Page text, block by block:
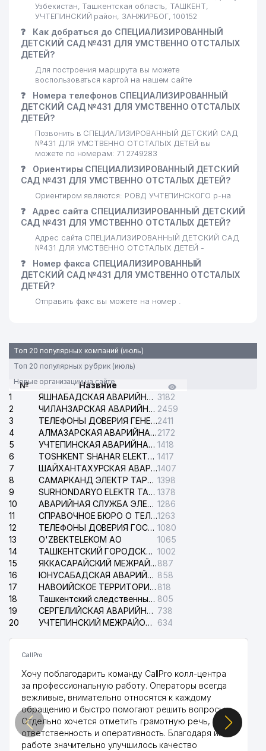
Узбекистан, Ташкентская область, ТАШКЕНТ,
УЧТЕПИНСКИЙ район, ЗАНЖИРБОГ, 100152
❓
Как добраться до СПЕЦИАЛИЗИРОВАННЫЙ
ДЕТСКИЙ САД №431 ДЛЯ УМСТВЕННО ОТСТАЛЫХ
ДЕТЕЙ?
Для построения маршрута вы можете
воспользоваться картой на нашем сайте
❓
Номера телефонов СПЕЦИАЛИЗИРОВАННЫЙ
ДЕТСКИЙ САД №431 ДЛЯ УМСТВЕННО ОТСТАЛЫХ
ДЕТЕЙ?
Позвонить в СПЕЦИАЛИЗИРОВАННЫЙ ДЕТСКИЙ САД
№431 ДЛЯ УМСТВЕННО ОТСТАЛЫХ ДЕТЕЙ вы
можете по номерам: 71 2749283
❓
Ориентиры СПЕЦИАЛИЗИРОВАННЫЙ ДЕТСКИЙ
САД №431 ДЛЯ УМСТВЕННО ОТСТАЛЫХ ДЕТЕЙ?
Ориентиром являются: РОВД УЧТЕПИНСКОГО р-на
❓
Адрес сайта СПЕЦИАЛИЗИРОВАННЫЙ ДЕТСКИЙ
САД №431 ДЛЯ УМСТВЕННО ОТСТАЛЫХ ДЕТЕЙ?
Адрес сайта СПЕЦИАЛИЗИРОВАННЫЙ ДЕТСКИЙ САД
№431 ДЛЯ УМСТВЕННО ОТСТАЛЫХ ДЕТЕЙ -
❓
Номер факса СПЕЦИАЛИЗИРОВАННЫЙ
ДЕТСКИЙ САД №431 ДЛЯ УМСТВЕННО ОТСТАЛЫХ
ДЕТЕЙ?
Отправить факс вы можете на номер .
Топ 20 популярных компаний (июль)
Топ 20 популярных рубрик (июль)
Новые организации на сайте
№
Назвние
1
ЯШНАБАДСКАЯ АВАРИЙНАЯ СЛУЖБА ЭЛЕКТРОСЕТИ 3182
2
ЧИЛАНЗАРСКАЯ АВАРИЙНАЯ СЛУЖБА ЭЛЕКТРОСЕТИ 2459
3
ТЕЛЕФОНЫ ДОВЕРИЯ ГЕНЕРАЛЬНОЙ ПРОКУРАТУРЫ РЕСПУБЛИКИ УЗБЕКИСТАН2411
4
АЛМАЗАРСКАЯ АВАРИЙНАЯ СЛУЖБА ЭЛЕКТРОСЕТИ2172
5
УЧТЕПИНСКАЯ АВАРИЙНАЯ СЛУЖБА ЭЛЕКТРОСЕТИ 1418
6
TOSHKENT SHAHAR ELEKTR TARMOQLARI KORXONASI АО 1417
7
ШАЙХАНТАХУРСКАЯ АВАРИЙНАЯ СЛУЖБА ЭЛЕКТРОСЕТИ1407
8
САМАРКАНД ЭЛЕКТР ТАРМОКЛАРИ АО 1398
9
SURHONDARYO ELEKTR TARMOKLARI АО 1378
10
АВАРИЙНАЯ СЛУЖБА ЭЛЕКТРОСЕТИ ТАШКЕНТСКОГО РАЙОНА 1286
11
СПРАВОЧНОЕ БЮРО О ТЕЛЕФОНАХ ОРГАНИЗАЦИЙ г. ТАШКЕНТА1263
12
ТЕЛЕФОНЫ ДОВЕРИЯ ГОСУДАРСТВЕННОГО ЦЕНТРА ТЕСТИРОВАНИЯ 1080
13
O'ZBEKTELEKOM АО
1065
14
ТАШКЕНТСКИЙ ГОРОДСКОЙ СУД ПО ГРАЖДАНСКИМ ДЕЛАМ 1002
15
ЯККАСАРАЙСКИЙ МЕЖРАЙОННЫЙ СУД ПО ГРАЖДАНСКИМ ДЕЛАМ887
16
ЮНУСАБАДСКАЯ АВАРИЙНАЯ СЛУЖБА ЭЛЕКТРОСЕТИ 858
17
НАВОИЙСКОЕ ТЕРРИТОРИАЛЬНОЕ ПРЕДПРИЯТИЕ ЭЛЕКТРОСЕТИ АО 818
18
Ташкентский следственный изолятор 805
19
СЕРГЕЛИЙСКАЯ АВАРИЙНАЯ СЛУЖБА ЭЛЕКТРОСЕТИ 738
20
УЧТЕПИНСКИЙ МЕЖРАЙОННЫЙ СУД ПО ГРАЖДАНСКИМ ДЕЛАМ 634
CallPro
Хочу поблагодарить команду CallPro колл-центра
за профессиональную работу. Операторы всегда
вежливые, внимательно относятся к каждому
обращению и быстро помогают решить вопросы.
Отдельно хочется отметить грамотную речь,
ответственность и оперативность. Благодаря их
работе значительно улучшилось качество